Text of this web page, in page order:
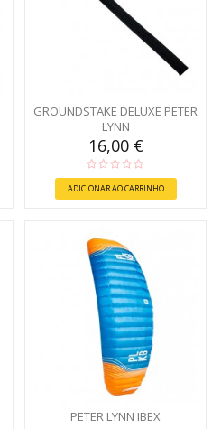
GROUNDSTAKE DELUXE PETER
LYNN
16,00 €
ADICIONAR AO CARRINHO
PETER LYNN IBEX